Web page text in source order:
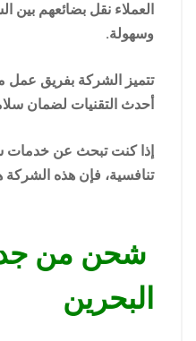
العملاء نقل بضائعهم بين
وسهولة.
تتميز الشركة بفريق
أحدث التقنيات لضمان
إذا كنت تبحث عن خدمات
تنافسية، فإن هذه الشركة
شحن من
البحرين